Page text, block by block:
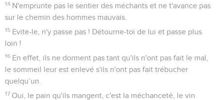
14 N'emprunte pas le sentier des méchants et ne t'avance pas
sur le chemin des hommes mauvais.
15 Evite-le, n'y passe pas ! Détourne-toi de lui et passe plus
loin !
16 En effet, ils ne dorment pas tant qu'ils n'ont pas fait le mal,
le sommeil leur est enlevé s'ils n'ont pas fait trébucher
quelqu’un.
17 Oui, le pain qu'ils mangent, c'est la méchanceté, le vin